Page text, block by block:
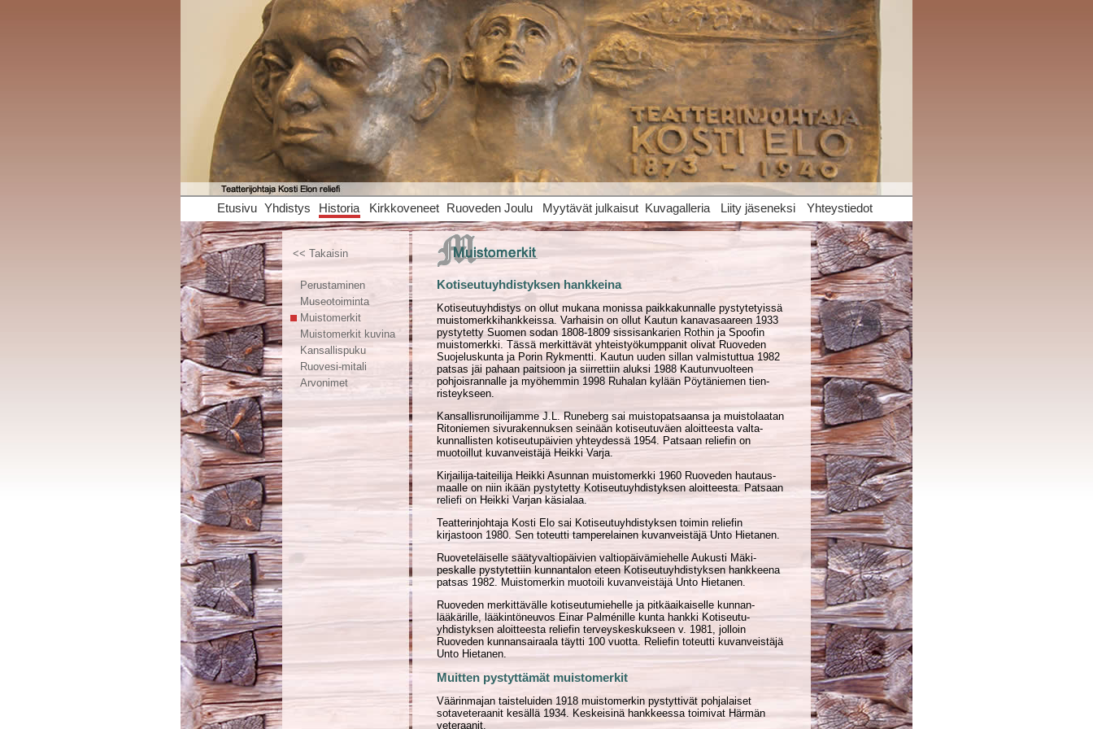
Etusivu Yhdistys Historia Kirkkoveneet Ruoveden Joulu Myytävät julkaisut Kuvagalleria Liity jäseneksi Yhteystiedot
<< Takaisin
Perustaminen
Museotoiminta
Muistomerkit
Muistomerkit kuvina
Kansallispuku
Ruovesi-mitali
Arvonimet
Kotiseutuyhdistyksen hankkeina
Kotiseutuyhdistys on ollut mukana monissa paikkakunnalle pystytetyissä
muistomerkki­hankkeissa. Varhaisin on ollut Kautun kanavasaareen 1933
pystytetty Suomen sodan 1808-1809 sissisankarien Rothin ja Spoofin
muisto­merkki. Tässä merkittävät yhteistyö­kumppanit olivat Ruoveden
Suojelus­kunta ja Porin Rykmentti. Kautun uuden sillan valmistuttua 1982
patsas jäi pahaan paitsioon ja siirrettiin aluksi 1988 Kautun­vuolteen
pohjois­rannalle ja myöhemmin 1998 Ruhalan kylään Pöytä­niemen tien­
risteykseen.
Kansallisrunoilijamme J.L. Runeberg sai muistopatsaansa ja muistolaatan
Ritoniemen sivurakennuksen seinään kotiseutuväen aloitteesta valta­
kunnallisten kotiseutupäivien yhteydessä 1954. Patsaan reliefin on
muotoillut kuvanveistäjä Heikki Varja.
Kirjailija-taiteilija Heikki Asunnan muistomerkki 1960 Ruoveden hautaus­
maalle on niin ikään pystytetty Kotiseutuyhdistyksen aloitteesta. Patsaan
reliefi on Heikki Varjan käsialaa.
Teatterinjohtaja Kosti Elo sai Kotiseutuyhdistyksen toimin reliefin
kirjastoon 1980. Sen toteutti tamperelainen kuvanveistäjä Unto Hietanen.
Ruoveteläiselle säätyvaltiopäivien valtiopäivämiehelle Aukusti Mäki­
peskalle pystytettiin kunnantalon eteen Kotiseutu­yhdistyksen hankkeena
patsas 1982. Muistomerkin muotoili kuvanveistäjä Unto Hietanen.
Ruoveden merkittävälle kotiseutumiehelle ja pitkäaikaiselle kunnan­
lääkärille, lääkintöneuvos Einar Palménille kunta hankki Kotiseutu­
yhdistyksen aloitteesta reliefin terveyskeskukseen v. 1981, jolloin
Ruoveden kunnan­sairaala täytti 100 vuotta. Reliefin toteutti kuvanveistäjä
Unto Hietanen.
Muitten pystyttämät muistomerkit
Väärinmajan taisteluiden 1918 muistomerkin pystyttivät pohjalaiset
sotaveteraanit kesällä 1934. Keskeisinä hankkeessa toimivat Härmän
veteraanit.